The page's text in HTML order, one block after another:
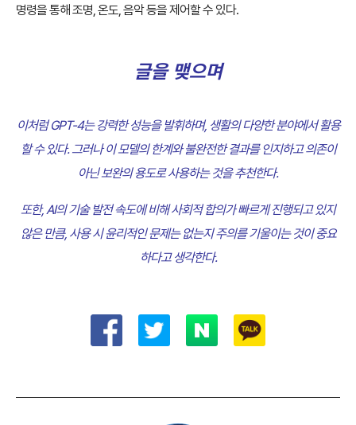
명령을 통해 조명, 온도, 음악 등을 제어할 수 있다.
글을 맺으며
이처럼 GPT-4는 강력한 성능을 발휘하며, 생활의 다양한 분야에서 활용
할 수 있다. 그러나 이 모델의 한계와 불완전한 결과를 인지하고 의존이
아닌 보완의 용도로 사용하는 것을 추천한다.
또한, AI의 기술 발전 속도에 비해 사회적 합의가 빠르게 진행되고 있지
않은 만큼, 사용 시 윤리적인 문제는 없는지 주의를 기울이는 것이 중요
하다고 생각한다.